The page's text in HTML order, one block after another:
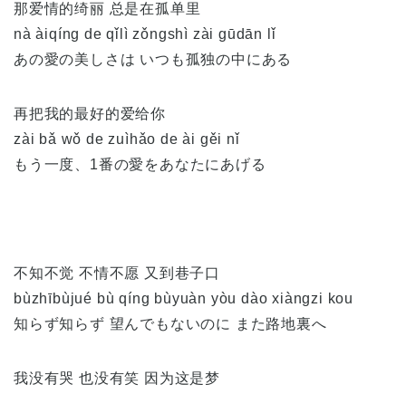
那爱情的绮丽 总是在孤单里
nà àiqíng de qǐlì zǒngshì zài gūdān lǐ
あの愛の美しさは いつも孤独の中にある
再把我的最好的爱给你
zài bǎ wǒ de zuìhǎo de ài gěi nǐ
もう一度、1番の愛をあなたにあげる
不知不觉 不情不愿 又到巷子口
bùzhībùjué bù qíng bùyuàn yòu dào xiàngzi kou
知らず知らず 望んでもないのに また路地裏へ
我没有哭 也没有笑 因为这是梦